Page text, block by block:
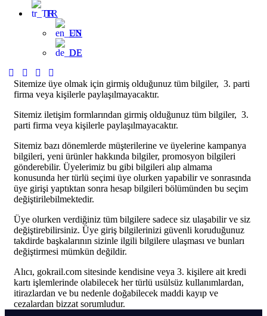
TR
EN
DE
Sitemize üye olmak için girmiş olduğunuz tüm bilgiler, 3. parti
firma veya kişilerle paylaşılmayacaktır.
Sitemiz iletişim formlarından girmiş olduğunuz tüm bilgiler, 3.
parti firma veya kişilerle paylaşılmayacaktır.
Sitemiz bazı dönemlerde müşterilerine ve üyelerine kampanya
bilgileri, yeni ürünler hakkında bilgiler, promosyon bilgileri
gönderebilir. Üyelerimiz bu gibi bilgileri alıp almama
konusunda her türlü seçimi üye olurken yapabilir ve sonrasında
üye girişi yaptıktan sonra hesap bilgileri bölümünden bu seçim
değiştirilebilmektedir.
Üye olurken verdiğiniz tüm bilgilere sadece siz ulaşabilir ve siz
değiştirebilirsiniz. Üye giriş bilgilerinizi güvenli koruduğunuz
takdirde başkalarının sizinle ilgili bilgilere ulaşması ve bunları
değiştirmesi mümkün değildir.
Alıcı, gokrail.com sitesinde kendisine veya 3. kişilere ait kredi
kartı işlemlerinde olabilecek her türlü usülsüz kullanımlardan,
itirazlardan ve bu nedenle doğabilecek maddi kayıp ve
cezalardan bizzat sorumludur.